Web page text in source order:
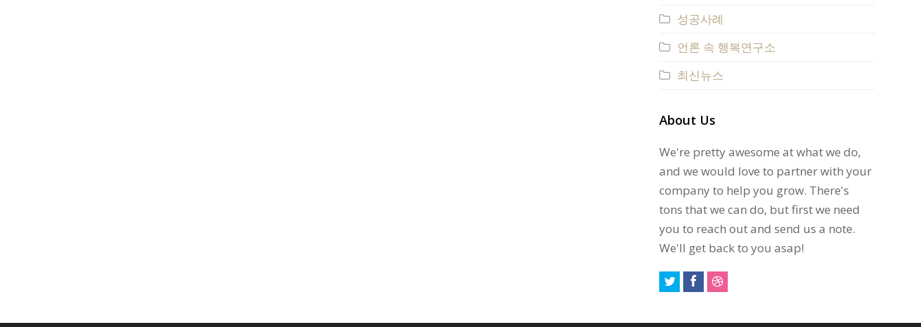
성공사례
언론 속 행복연구소
최신뉴스
About Us
We're pretty awesome at what we do,
and we would love to partner with your
company to help you grow. There's
tons that we can do, but first we need
you to reach out and send us a note.
We'll get back to you asap!